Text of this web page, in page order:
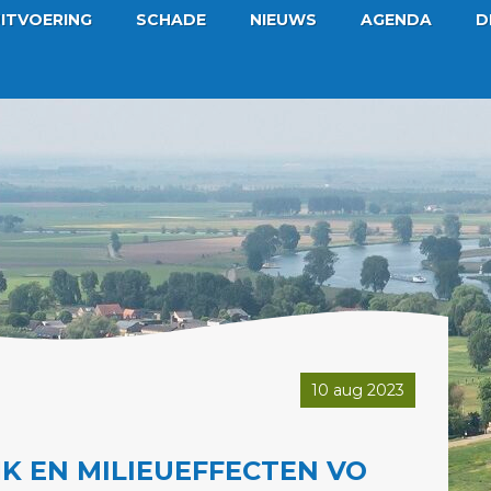
SCHADE NIEUWS AGENDA
EN MILIEUEFFECTEN VO
10 aug 2023